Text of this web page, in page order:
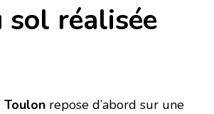
sol réalisée
Toulon repose d’abord sur une